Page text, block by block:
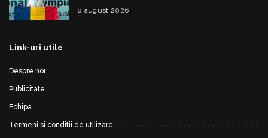
Basarab”, a cucerit argintul la Olimpiada
Internațională de Inteligență Artificială
8 august 2026
Link-uri utile
Despre noi
Publicitate
Echipa
Termeni si conditii de utilizare